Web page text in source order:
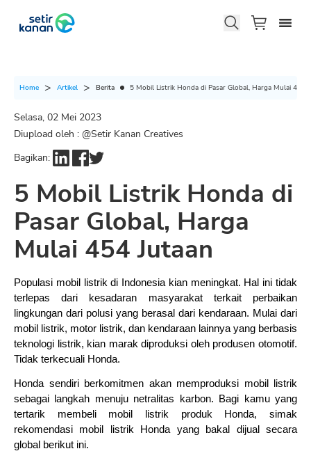
Home Artikel Berita 5 Mobil Listrik Honda di Pasar Global, Harga Mulai 454
Selasa, 02 Mei 2023
Diupload oleh : @Setir Kanan Creatives
Bagikan:
5 Mobil Listrik Honda di
Pasar Global, Harga
Mulai 454 Jutaan
Populasi mobil listrik di Indonesia kian meningkat. Hal ini tidak
terlepas dari kesadaran masyarakat terkait perbaikan
lingkungan dari polusi yang berasal dari kendaraan. Mulai dari
mobil listrik, motor listrik, dan kendaraan lainnya yang berbasis
teknologi listrik, kian marak diproduksi oleh produsen otomotif.
Tidak terkecuali Honda.
Honda sendiri berkomitmen akan memproduksi mobil listrik
sebagai langkah menuju netralitas karbon. Bagi kamu yang
tertarik membeli mobil listrik produk Honda, simak
rekomendasi mobil listrik Honda yang bakal dijual secara
global berikut ini.